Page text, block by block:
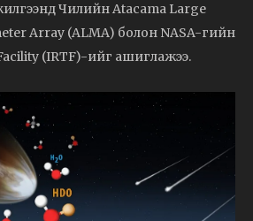
Чилийн Atacama Large
Array (ALMA) болон NASA-гийн
(IRTF)-ийг ашиглажээ.